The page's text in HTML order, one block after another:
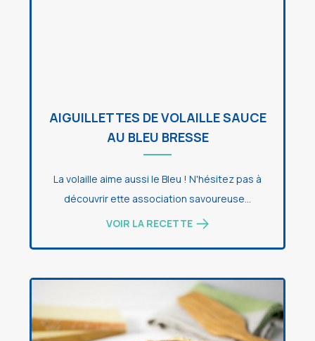
AIGUILLETTES DE VOLAILLE SAUCE
AU BLEU BRESSE
La volaille aime aussi le Bleu ! N'hésitez pas à
découvrir ette association savoureuse...
VOIR LA RECETTE